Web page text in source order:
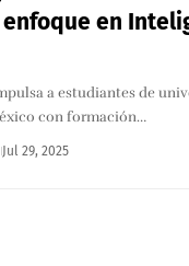
enfoque en
a estudiantes de
con formación…
Jul 29, 2025